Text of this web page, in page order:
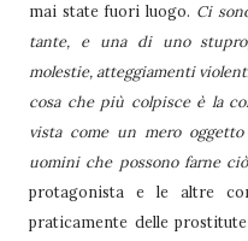
mai state fuori luogo. Ci
tante, e una di uno
molestie, atteggiamenti
cosa che più colpisce è la
vista come un mero
uomini che possono farne
protagonista e le altre
praticamente delle